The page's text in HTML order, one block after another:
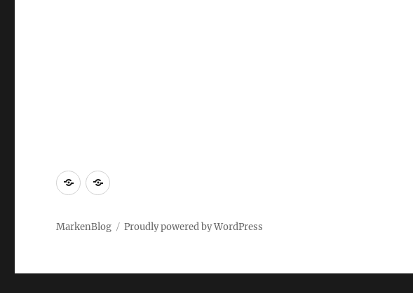
Markenrecherche
Gastbeiträge
MarkenBlog Proudly powered by WordPress